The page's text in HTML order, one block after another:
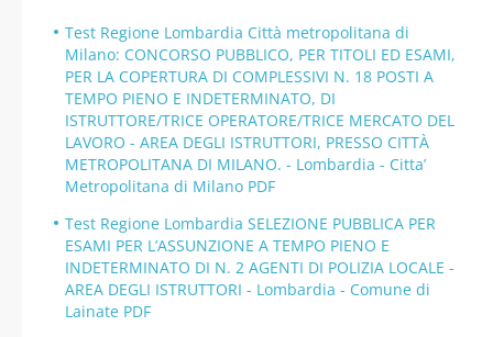
Test Regione Lombardia Città metropolitana di
Milano: CONCORSO PUBBLICO, PER TITOLI ED ESAMI,
PER LA COPERTURA DI COMPLESSIVI N. 18 POSTI A
TEMPO PIENO E INDETERMINATO, DI
ISTRUTTORE/TRICE OPERATORE/TRICE MERCATO DEL
LAVORO - AREA DEGLI ISTRUTTORI, PRESSO CITTÀ
METROPOLITANA DI MILANO. - Lombardia - Citta’
Metropolitana di Milano PDF
Test Regione Lombardia SELEZIONE PUBBLICA PER
ESAMI PER L’ASSUNZIONE A TEMPO PIENO E
INDETERMINATO DI N. 2 AGENTI DI POLIZIA LOCALE -
AREA DEGLI ISTRUTTORI - Lombardia - Comune di
Lainate PDF